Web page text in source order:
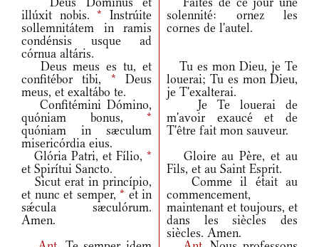
illúxit nobis.* Instrúite
sollemnitátem in ramis
condénsis usque ad
córnua altáris.
solennité: ornez les
cornes de l'autel.
Deus meus es tu, et
confitébor tibi, * Deus
meus, et exaltábo te.
Tu es mon Dieu, je Te
louerai; Tu es mon Dieu,
je T'exalterai.
Confitémini Dómino,
quóniam bonus, *
quóniam in sæculum
misericórdia eius.
Je Te louerai de
m'avoir exaucé et de
T'être fait mon sauveur.
Glória Patri, et Fílio, *
et Spirítui Sancto.
Gloire au Père, et au
Fils, et au Saint Esprit.
Sicut erat in princípio,
et nunc et semper, * et in
sǽcula sæculórum.
Amen.
Comme il était au
commencement,
maintenant et toujours, et
dans les siècles des
siècles. Amen.